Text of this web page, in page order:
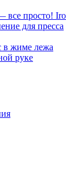
все просто!
для пресса
в жиме лежа
руке